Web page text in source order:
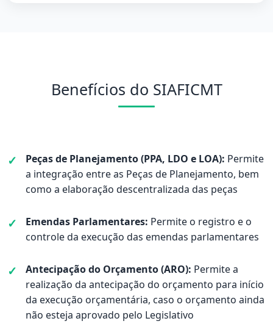
Benefícios do SIAFICMT
Peças de Planejamento (PPA, LDO e LOA): Permite
a integração entre as Peças de Planejamento, bem
como a elaboração descentralizada das peças
Emendas Parlamentares: Permite o registro e o
controle da execução das emendas parlamentares
Antecipação do Orçamento (ARO): Permite a
realização da antecipação do orçamento para início
da execução orçamentária, caso o orçamento ainda
não esteja aprovado pelo Legislativo